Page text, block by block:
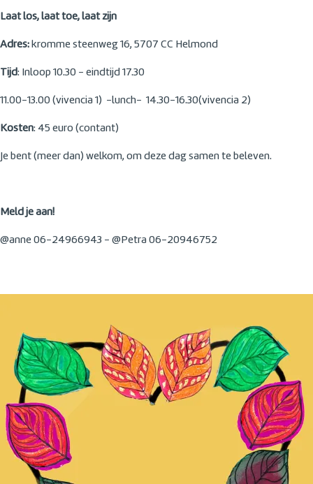
Laat los, laat toe, laat zijn
Adres: kromme steenweg 16, 5707 CC Helmond
Tijd: Inloop 10.30 - eindtijd 17.30
11.00-13.00 (vivencia 1) -lunch- 14.30-16.30(vivencia 2)
Kosten: 45 euro (contant)
Je bent (meer dan) welkom, om deze dag samen te beleven.
Meld je aan!
@anne 06-24966943 - @Petra 06-20946752